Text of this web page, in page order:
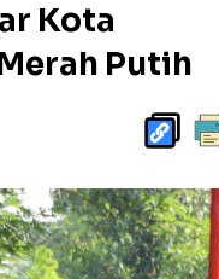
Kota
Putih